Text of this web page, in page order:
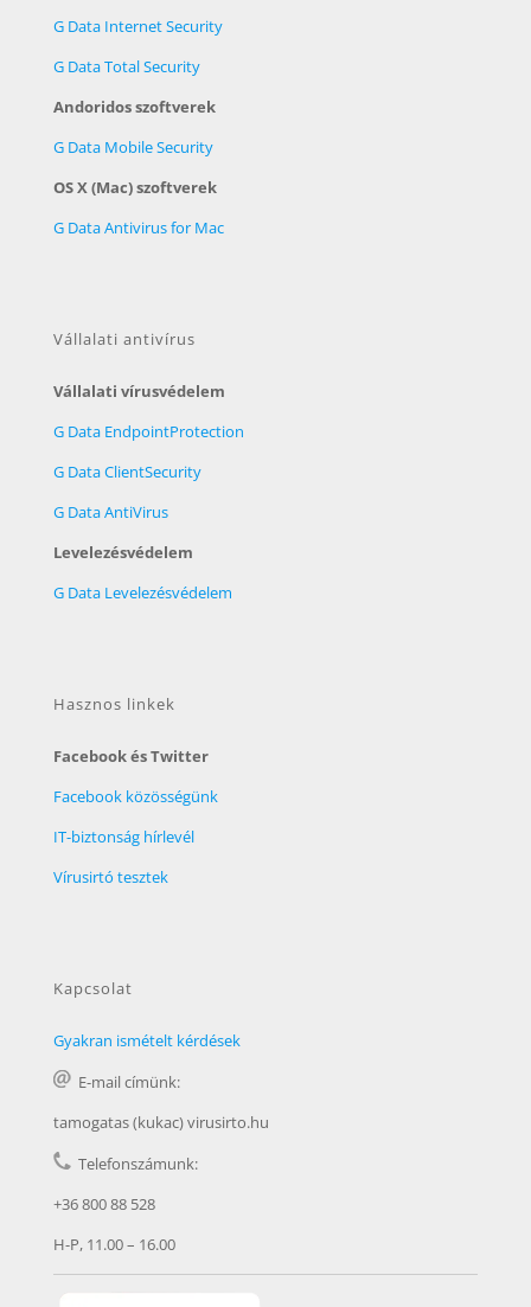
G Data Internet Security
G Data Total Security
Andoridos szoftverek
G Data Mobile Security
OS X (Mac) szoftverek
G Data Antivirus for Mac
Vállalati antivírus
Vállalati vírusvédelem
G Data EndpointProtection
G Data ClientSecurity
G Data AntiVirus
Levelezésvédelem
G Data Levelezésvédelem
Hasznos linkek
Facebook és Twitter
Facebook közösségünk
IT-biztonság hírlevél
Vírusirtó tesztek
Kapcsolat
Gyakran ismételt kérdések
E-mail címünk:
tamogatas (kukac) virusirto.hu
Telefonszámunk:
+36 800 88 528
H-P, 11.00 – 16.00